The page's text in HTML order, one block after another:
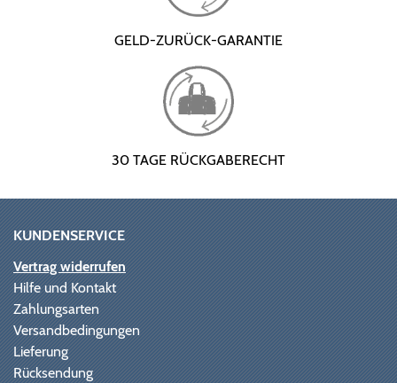
GELD-ZURÜCK-GARANTIE
30 TAGE RÜCKGABERECHT
KUNDENSERVICE
Vertrag widerrufen
Hilfe und Kontakt
Zahlungsarten
Versandbedingungen
Lieferung
Rücksendung